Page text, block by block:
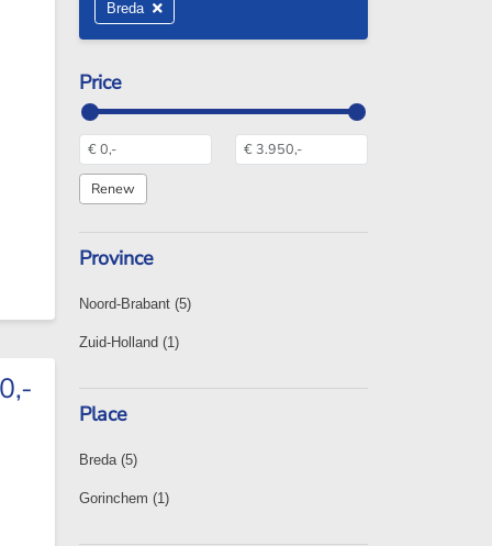
Breda
Price
Province
Noord-Brabant (5)
Zuid-Holland (1)
Place
Breda (5)
Gorinchem (1)